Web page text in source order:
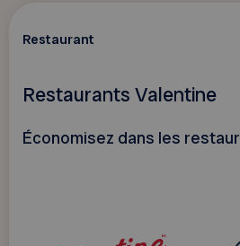
Restaurant
Restaurants Valentine
Économisez dans les